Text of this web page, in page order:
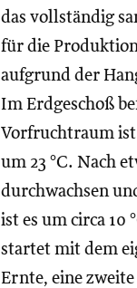
das vollständig
für die
aufgrund der
Im Erdgeschoß
Vorfruchtraum ist
um 23 °C. Nach
durchwachsen
ist es um circa 10
startet mit dem
Ernte, eine